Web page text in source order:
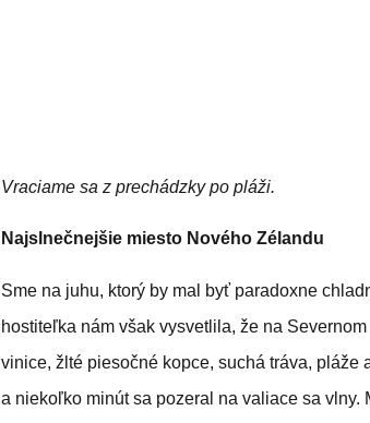
Vraciame sa z prechádzky po pláži.
Najslnečnejšie miesto Nového Zélandu
Sme na juhu, ktorý by mal byť paradoxne
hostiteľka nám však vysvetlila, že na
vinice, žlté piesočné kopce, suchá tráva,
a niekoľko minút sa pozeral na valiace sa